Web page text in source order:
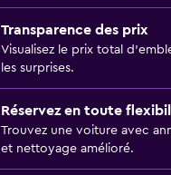
Transparence des prix
Visualisez le prix total
les surprises.
Réservez en toute
Trouvez une voiture avec
et nettoyage amélioré.